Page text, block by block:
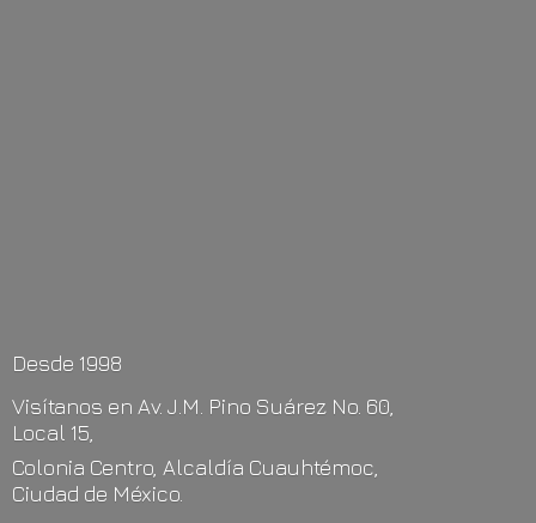
Desde 1998
Visítanos en Av. J.M. Pino Suárez No. 60,
Local 15,
Colonia Centro, Alcaldía Cuauhtémoc,
Ciudad de México.